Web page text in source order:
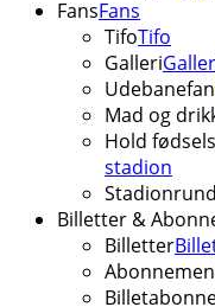
FansFans
TifoTifo
Galleri
Mad og
Hold
stadion
Billetter &
Billetter